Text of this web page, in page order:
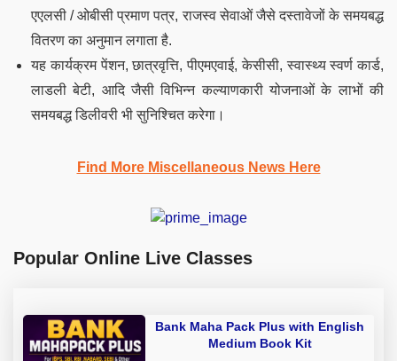
एएलसी / ओबीसी प्रमाण पत्र, राजस्व सेवाओं जैसे दस्तावेजों के समयबद्ध
वितरण का अनुमान लगाता है.
यह कार्यक्रम पेंशन, छात्रवृत्ति, पीएमएवाई, केसीसी, स्वास्थ्य स्वर्ण कार्ड,
लाडली बेटी, आदि जैसी विभिन्न कल्याणकारी योजनाओं के लाभों की
समयबद्ध डिलीवरी भी सुनिश्चित करेगा।
Find More Miscellaneous News Here
Popular Online Live Classes
Bank Maha Pack Plus with English
Medium Book Kit